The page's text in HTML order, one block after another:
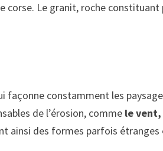
corse. Le granit, roche
façonne constamment les
de l’érosion, comme le vent,
ainsi des formes parfois étranges